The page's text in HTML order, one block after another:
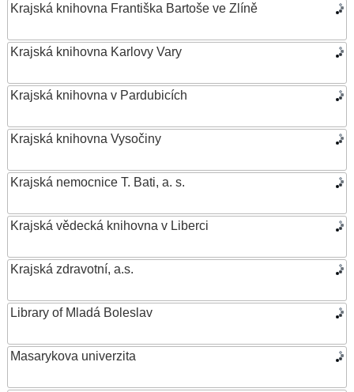
Krajská knihovna Františka Bartoše ve Zlíně
Krajská knihovna Karlovy Vary
Krajská knihovna v Pardubicích
Krajská knihovna Vysočiny
Krajská nemocnice T. Bati, a. s.
Krajská vědecká knihovna v Liberci
Krajská zdravotní, a.s.
Library of Mladá Boleslav
Masarykova univerzita